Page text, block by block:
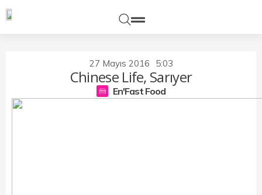
27 Mayıs 2016 5:03
Chinese Life, Sarıyer
En'Fast Food